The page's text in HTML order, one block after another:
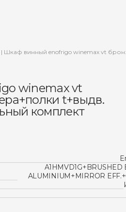
| Шкаф винный enofrigo winemax vt
winemax vt
t+выдв.
комплект
A1HMVD1G+BRUSHED
ALUMINIUM+MIRROR